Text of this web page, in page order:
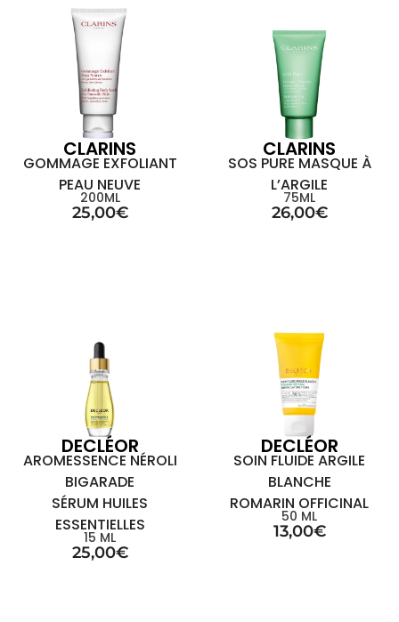
CLARINS
GOMMAGE EXFOLIANT
PEAU NEUVE
200ML
25,00€
CLARINS
SOS PURE MASQUE À
L’ARGILE
75ML
26,00€
DECLÉOR
AROMESSENCE NÉROLI
BIGARADE
SÉRUM HUILES
ESSENTIELLES
15 ML
25,00€
DECLÉOR
SOIN FLUIDE ARGILE
BLANCHE
ROMARIN OFFICINAL
50 ML
13,00€